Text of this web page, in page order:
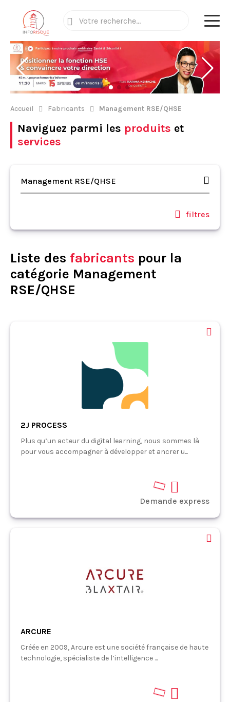
Accueil Fabricants Management RSE/QHSE
Naviguez parmi les produits et
services
Management RSE/QHSE
filtres
Liste des fabricants pour la
catégorie Management
RSE/QHSE
2J PROCESS
Plus qu’un acteur du digital learning, nous sommes là
pour vous accompagner à développer et ancrer u...
Demande express
ARCURE
Créée en 2009, Arcure est une société française de haute
technologie, spécialiste de l’intelligence ...